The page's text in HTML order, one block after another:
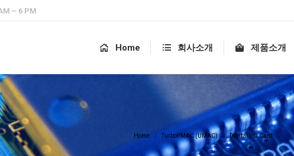
– 6 PM
Home 회사소개 제품소개
You are here:
Home TurboPMAC (UMAC) Digital I/O Card